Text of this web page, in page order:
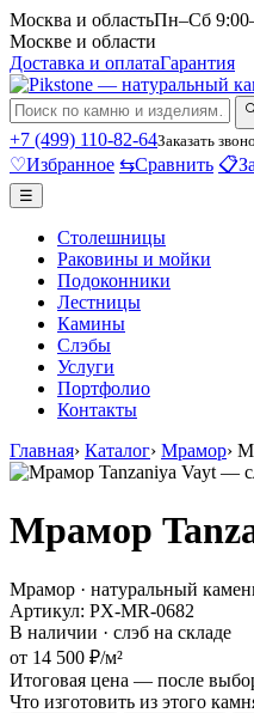
Москва и областьПн–Сб
Москве и области
Доставка и оплатаГарантия
+7 (499) 110-82-64Заказать
♡Избранное ⇆Сравнить 📋
☰
Столешницы
Раковины и мойки
Подоконники
Лестницы
Камины
Слэбы
Услуги
Портфолио
Контакты
Главная› Каталог› Мрамор›
Мрамор
Мрамор · натуральный
Артикул: PX-MR-0682
В наличии · слэб на складе
от 14 500 ₽/м²
Итоговая цена — после
Что изготовить из этого